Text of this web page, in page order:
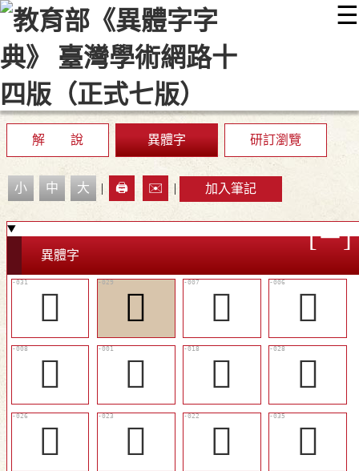
☰
::: 最新消息 常見問題 編輯說明
顯示模式
網站導覽
解 說 異體字 研訂瀏覽
小 中 大 | 🖨️ ✉️ | 加入筆記
異體字
󱊮 󱊬 󱊖
󱊕
󱊗
𡕿 󱊡
󱊫
󱊩
󱊦 󱊥 󱊱